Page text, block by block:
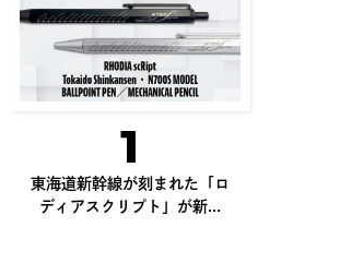
1
東海道新幹線が刻まれた「ロ
ディアスクリプト」が新...